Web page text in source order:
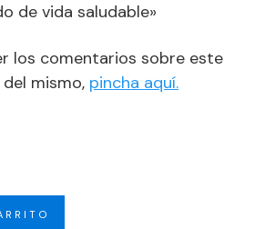
de vida saludable»
los comentarios sobre este
mismo, pincha aquí.